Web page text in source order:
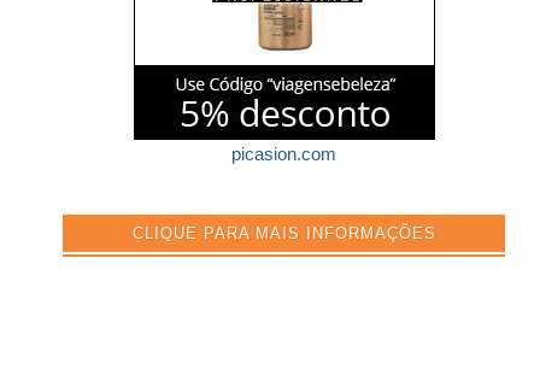
picasion.com
CLIQUE PARA MAIS INFORMAÇÕES